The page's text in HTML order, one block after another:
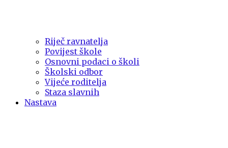
Riječ ravnatelja
Povijest škole
Osnovni podaci o školi
Školski odbor
Vijeće roditelja
Staza slavnih
Nastava